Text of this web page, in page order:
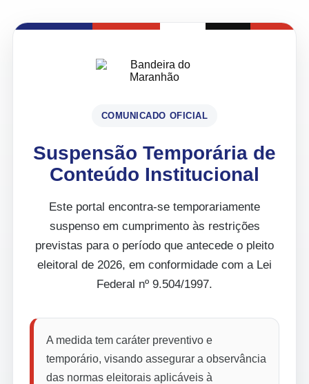
COMUNICADO OFICIAL
Suspensão Temporária de
Conteúdo Institucional
Este portal encontra-se temporariamente
suspenso em cumprimento às restrições
previstas para o período que antecede o pleito
eleitoral de 2026, em conformidade com a Lei
Federal nº 9.504/1997.
A medida tem caráter preventivo e
temporário, visando assegurar a observância
das normas eleitorais aplicáveis à